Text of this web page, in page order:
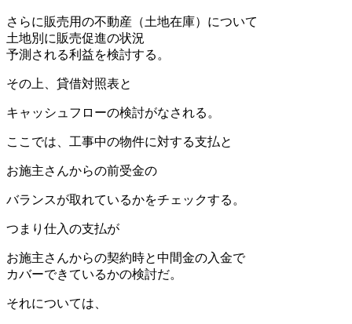
さらに販売用の不動産（土地在庫）について
土地別に販売促進の状況
予測される利益を検討する。
その上、貸借対照表と
キャッシュフローの検討がなされる。
ここでは、工事中の物件に対する支払と
お施主さんからの前受金の
バランスが取れているかをチェックする。
つまり仕入の支払が
お施主さんからの契約時と中間金の入金で
カバーできているかの検討だ。
それについては、